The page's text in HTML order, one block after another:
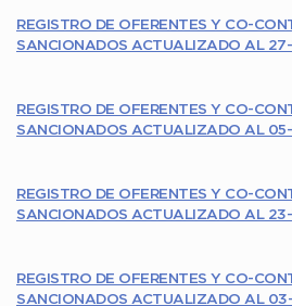
REGISTRO DE OFERENTES Y CO-
SANCIONADOS ACTUALIZADO AL
REGISTRO DE OFERENTES Y CO-
SANCIONADOS ACTUALIZADO AL
REGISTRO DE OFERENTES Y CO-
SANCIONADOS ACTUALIZADO AL
REGISTRO DE OFERENTES Y CO-
SANCIONADOS ACTUALIZADO AL